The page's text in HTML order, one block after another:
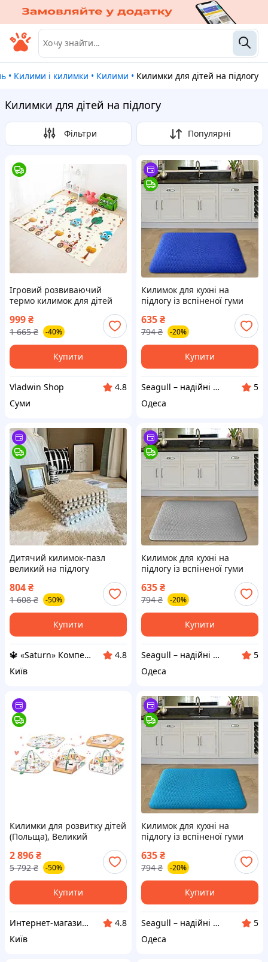
• Килими і килимки • Килими • Килимки для дітей на підлогу
Килимки для дітей на підлогу
Фільтри Популярні
Ігровий розвиваючий
термо килимок для дітей
складний двосторонній з
ростоміром Дитячі килимки
на підлогу 200х180
999₴
1 665 ₴ -40%
Купити
Vladwin Shop
4.8
Суми
Килимок для кухні на
підлогу із вспіненої гуми
водовідштовхуючий м'який
Seagull, синій, 40х60 см
635₴
794 ₴ -20%
Купити
Seagull – надійні рішення для активного відпочинку, затишку та турботи!
5
Одеса
Дитячий килимок-пазл
великий на підлогу
Покриття килимки-пазли та
розвивальні килимки
Килимок для дітей повзати
804₴
1 608 ₴ -50%
Купити
🔱 «Saturn» Компетентність! Якість товару! Швидка відправка! ✅
4.8
Київ
Килимок для кухні на
підлогу із вспіненої гуми
водовідштовхуючий м'який
Seagull, сірий, 40х60 см
635₴
794 ₴ -20%
Купити
Seagull – надійні рішення для активного відпочинку, затишку та турботи!
5
Одеса
Килимки для розвитку дітей
(Польща), Великий
розвиваючий килимок для
дітей, Розвиваючий ки
Готово до відправки
2 896₴
5 792 ₴ -50%
Купити
Интернет-магазин "АТМ"
4.8
Київ
Килимок для кухні на
підлогу із вспіненої гуми
водовідштовхуючий м'який
Seagull, блакитний, 40х60
см
635₴
794 ₴ -20%
Купити
Seagull – надійні рішення для активного відпочинку, затишку та турботи!
5
Одеса